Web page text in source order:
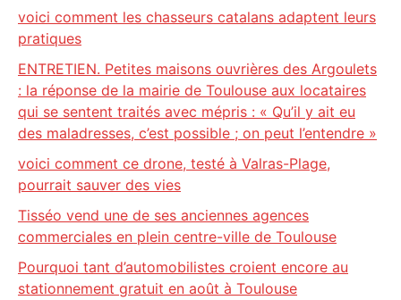
voici comment les chasseurs catalans adaptent leurs
pratiques
ENTRETIEN. Petites maisons ouvrières des Argoulets
: la réponse de la mairie de Toulouse aux locataires
qui se sentent traités avec mépris : « Qu’il y ait eu
des maladresses, c’est possible ; on peut l’entendre »
voici comment ce drone, testé à Valras-Plage,
pourrait sauver des vies
Tisséo vend une de ses anciennes agences
commerciales en plein centre-ville de Toulouse
Pourquoi tant d’automobilistes croient encore au
stationnement gratuit en août à Toulouse